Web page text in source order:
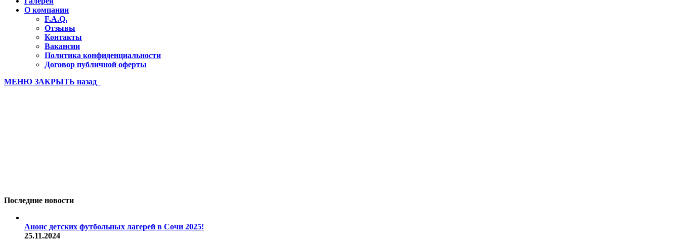
О компании
F.A.Q.
Отзывы
Контакты
Вакансии
Политика конфиденциальности
Договор публичной оферты
МЕНЮ ЗАКРЫТЬ назад
Последние новости
Анонс детских футбольных лагерей в Сочи 2025!
25.11.2024